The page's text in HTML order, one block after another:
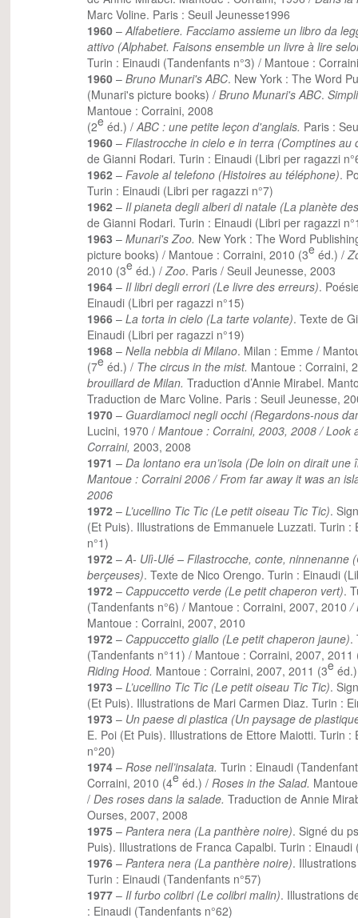
Marc Voline. Paris : Seuil Jeunesse1996
1960 –Alfabetiere. Facciamo assieme un libro da
attivo (Alphabet. Faisons ensemble un livre à lire
Turin : Einaudi (Tandenfants n°3) / Mantoue :
1960 – Bruno Munari's ABC. New York : The Word
(Munari's picture books) / Bruno Munari's ABC.
Mantoue : Corraini, 2008
(2e éd.) /ABC : une petite leçon d'anglais. Paris :
1960 – Filastrocche in cielo e in terra (Comptines au
de Gianni Rodari. Turin : Einaudi (Libri per ragazzi
1962 – Favole al telefono (Histoires au téléphone).
Turin : Einaudi (Libri per ragazzi n°7)
1962 – Il pianeta degli alberi di natale (La planète
de Gianni Rodari. Turin : Einaudi (Libri per ragazzi
1963 – Munari's Zoo. New York : The Word
picture books) / Mantoue : Corraini, 2010 (3e éd.) /
2010 (3e éd.) /Zoo. Paris / Seuil Jeunesse, 2003
1964 – Il libri degli errori (Le livre des erreurs).
Einaudi (Libri per ragazzi n°15)
1966 – La torta in cielo (La tarte volante). Texte de
Einaudi (Libri per ragazzi n°19)
1968 – Nella nebbia di Milano. Milan : Emme /
(7e éd.) / The circus in the mist. Mantoue : Corraini,
brouillard de Milan. Traduction d’Annie Mirabel.
Traduction de Marc Voline. Paris : Seuil Jeunesse,
1970 – Guardiamoci negli occhi (Regardons-nous
Lucini, 1970 / Mantoue : Corraini, 2003, 2008 / Look
Corraini, 2003, 2008
1971 – Da lontano era un’isola (De loin on dirait une
Mantoue : Corraini 2006 /From far away it was an
2006
1972 – L’ucellino Tic Tic (Le petit oiseau Tic Tic).
(Et Puis). Illustrations de Emmanuele Luzzati. Turin :
n°1)
1972 –A- Ulì-Ulé – Filastrocche, conte, ninnenanne
berçeuses). Texte de Nico Orengo. Turin : Einaudi
1972 – Cappuccetto verde (Le petit chaperon vert).
(Tandenfants n°6) / Mantoue : Corraini, 2007, 2010/
Mantoue : Corraini, 2007, 2010
1972 – Cappuccetto giallo (Le petit chaperon jaune).
(Tandenfants n°11) / Mantoue : Corraini, 2007, 2011
Riding Hood. Mantoue : Corraini, 2007, 2011 (3e éd.)
1973 – L’ucellino Tic Tic (Le petit oiseau Tic Tic).
(Et Puis). Illustrations de Mari Carmen Diaz. Turin :
1973 – Un paese di plastica (Un paysage de
E. Poi (Et Puis). Illustrations de Ettore Maiotti. Turin :
n°20)
1974 – Rose nell’insalata. Turin : Einaudi
Corraini, 2010 (4e éd.) / Roses in the Salad.
/ Des roses dans la salade. Traduction de Annie
Ourses, 2007, 2008
1975 – Pantera nera (La panthère noire). Signé du
Puis). Illustrations de Franca Capalbi. Turin : Einaudi
1976 – Pantera nera (La panthère noire).
Turin : Einaudi (Tandenfants n°57)
1977 – Il furbo colibri (Le colibri malin). Illustrations
: Einaudi (Tandenfants n°62)